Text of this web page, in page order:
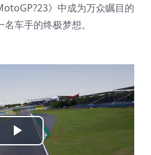
》中成为万众瞩目的
车手的终极梦想。
Play